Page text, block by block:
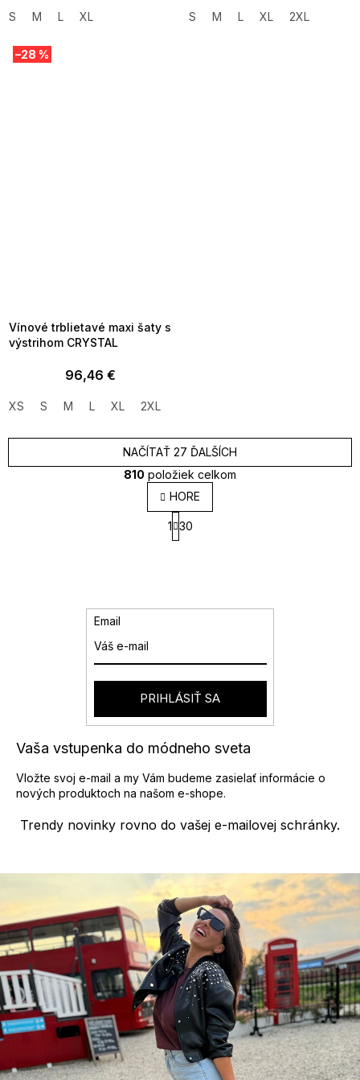
S M L XL S M L XL 2XL
–28 %
Vínové trblietavé maxi šaty s
výstrihom CRYSTAL
96,46 €
XS S M L XL 2XL
O
v
l
á
v
k
y
ý
i
u
NAČÍTAŤ 27 ĎALŠÍCH
S
t
r
v
e
1 30
810 položiek celkom
HORE
Trendy novinky rovno do vašej e-mailovej schránky.
Vaša vstupenka do módneho sveta
Vložte svoj e-mail a my Vám budeme zasielať informácie o
nových produktoch na našom e-shope.
Email
PRIHLÁSIŤ SA